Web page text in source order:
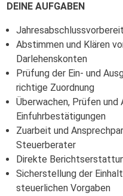
DEINE AUFGABEN
Abstimmen und Klären
Darlehenskonten
Prüfung der Ein- und
richtige Zuordnung
Überwachen, Prüfen und
Einfuhrbestätigungen
Zuarbeit und
Steuerberater
Direkte
Sicherstellung der
steuerlichen Vorgaben